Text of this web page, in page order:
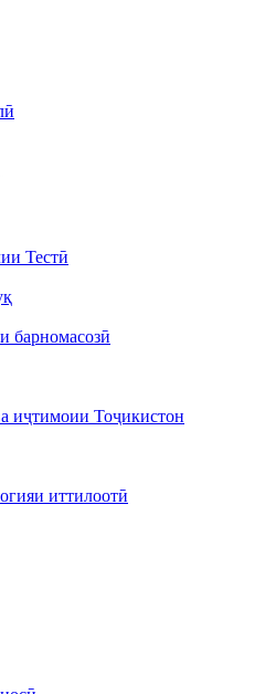
Тестӣ
барномасозӣ
иҷтимоии Тоҷикистон
иттилоотӣ